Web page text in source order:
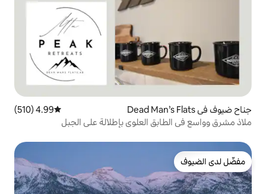
متوسط التقييم 4.99 من 5، 510 مراجعات
4.99 (510)
العلوي بإطلالة على الجبل